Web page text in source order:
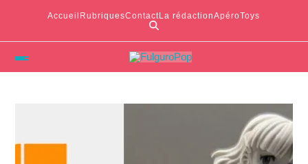
Accueil RubriquesContactLa rédactionApéroToys